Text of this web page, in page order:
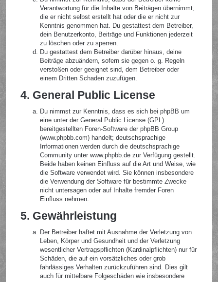
Verantwortung für die Inhalte von Beiträgen übernimmt,
die er nicht selbst erstellt hat oder die er nicht zur
Kenntnis genommen hat. Du gestattest dem Betreiber,
dein Benutzerkonto, Beiträge und Funktionen jederzeit
zu löschen oder zu sperren.
Du gestattest dem Betreiber darüber hinaus, deine
Beiträge abzuändern, sofern sie gegen o. g. Regeln
verstoßen oder geeignet sind, dem Betreiber oder
einem Dritten Schaden zuzufügen.
4. General Public License
Du nimmst zur Kenntnis, dass es sich bei phpBB um
eine unter der General Public License (GPL)
bereitgestellten Foren-Software der phpBB Group
(www.phpbb.com) handelt; deutschsprachige
Informationen werden durch die deutschsprachige
Community unter www.phpbb.de zur Verfügung gestellt.
Beide haben keinen Einfluss auf die Art und Weise, wie
die Software verwendet wird. Sie können insbesondere
die Verwendung der Software für bestimmte Zwecke
nicht untersagen oder auf Inhalte fremder Foren
Einfluss nehmen.
5. Gewährleistung
Der Betreiber haftet mit Ausnahme der Verletzung von
Leben, Körper und Gesundheit und der Verletzung
wesentlicher Vertragspflichten (Kardinalpflichten) nur für
Schäden, die auf ein vorsätzliches oder grob
fahrlässiges Verhalten zurückzuführen sind. Dies gilt
auch für mittelbare Folgeschäden wie insbesondere